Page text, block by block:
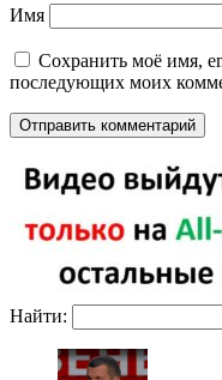
Имя
Сохранить моё имя,
последующих моих
Найти: